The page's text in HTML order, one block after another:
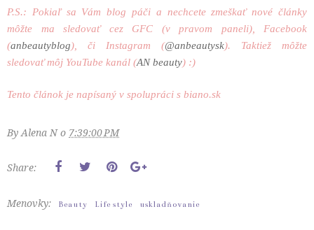
P.S.: Pokiaľ sa Vám blog páči a nechcete zmeškať nové články
môžte ma sledovať cez GFC (v pravom paneli), Facebook
(anbeautyblog), či Instagram (@anbeautysk). Taktiež môžte
sledovať môj YouTube kanál (AN beauty) :)
Tento článok je napísaný v spolupráci s biano.sk
ByAlena N o 7:39:00 PM
Share:
Menovky: Beauty Life style uskladňovanie